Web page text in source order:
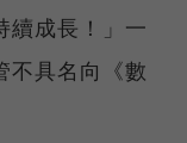
續成長！」一
不具名向《數